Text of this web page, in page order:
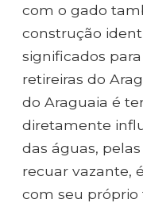
com o gado
construção
significados
retireiras do
do Araguaia é
diretamente
das águas,
recuar vazante,
com seu próprio